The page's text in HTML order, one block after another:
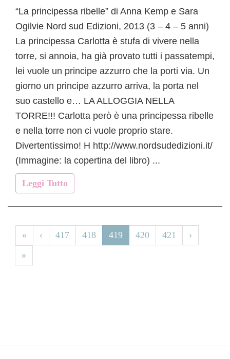
“La principessa ribelle” di Anna Kemp e Sara
Ogilvie Nord sud Edizioni, 2013 (3 – 4 – 5 anni)
La principessa Carlotta è stufa di vivere nella
torre, si annoia, ha già provato tutti i passatempi,
lei vuole un principe azzurro che la porti via. Un
giorno un principe azzurro arriva, la porta nel
suo castello e… LA ALLOGGIA NELLA
TORRE!!! Carlotta però è una principessa ribelle
e nella torre non ci vuole proprio stare.
Divertentissimo! H http://www.nordsudedizioni.it/
(Immagine: la copertina del libro) ...
Leggi Tutto
« ‹ 417 418 419 420 421
›
»